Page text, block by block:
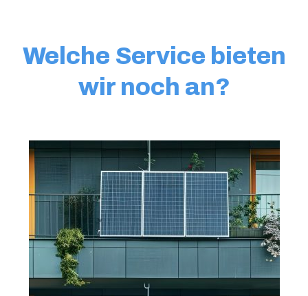
Welche Service bieten
wir noch an?